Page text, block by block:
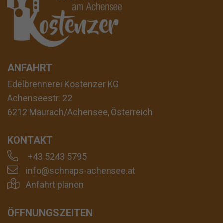
ANFAHRT
Edelbrennerei Kostenzer KG
Achenseestr. 22
6212 Maurach/Achensee, Österreich
KONTAKT
+43 5243 5795
info@schnaps-achensee.at
Anfahrt planen
ÖFFNUNGSZEITEN